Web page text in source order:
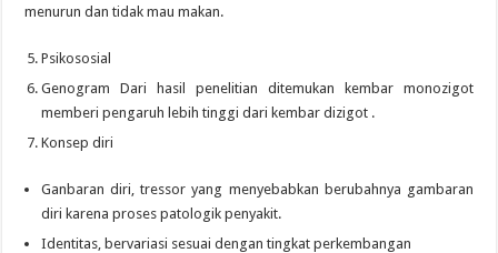
menurun dan tidak mau makan.
Psikososial
Genogram Dari hasil penelitian ditemukan kembar monozigot
memberi pengaruh lebih tinggi dari kembar dizigot .
Konsep diri
Ganbaran diri, tressor yang menyebabkan berubahnya gambaran
diri karena proses patologik penyakit.
Identitas, bervariasi sesuai dengan tingkat perkembangan